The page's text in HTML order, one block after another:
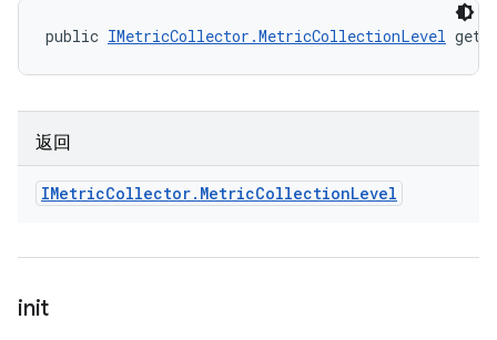
public IMetricCollector.MetricCollectionLevel
返回
IMetricCollector. MetricCollectionLevel
init